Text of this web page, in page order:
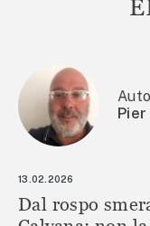
13.02.2026
Dal rospo